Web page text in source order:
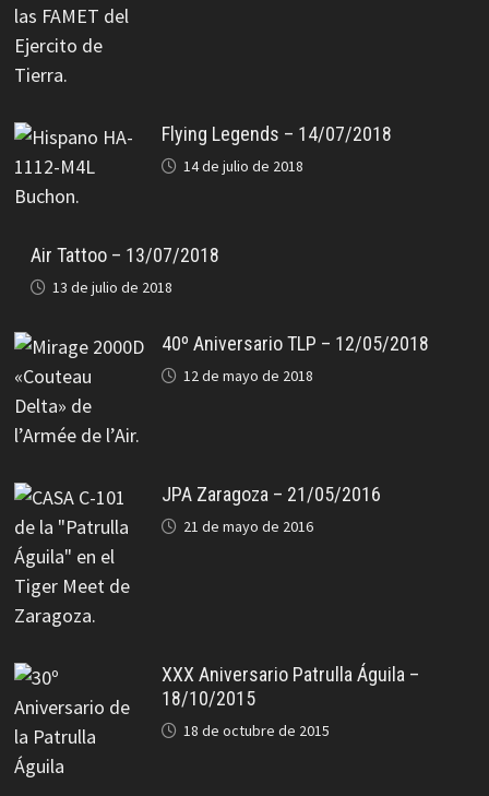
Flying Legends – 14/07/2018
14 de julio de 2018
Air Tattoo – 13/07/2018
13 de julio de 2018
40º Aniversario TLP – 12/05/2018
12 de mayo de 2018
JPA Zaragoza – 21/05/2016
21 de mayo de 2016
XXX Aniversario Patrulla Águila –
18/10/2015
18 de octubre de 2015